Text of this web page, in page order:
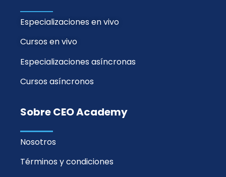
Especializaciones en vivo
Cursos en vivo
Especializaciones asíncronas
Cursos asíncronos
Sobre CEO Academy
Nosotros
Términos y condiciones